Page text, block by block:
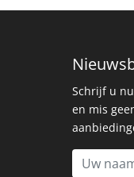
Schrijf u
en mis